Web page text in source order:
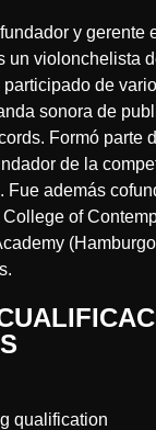
y gerente
un violonchelista
de
sonora de
Formó parte
de la
Fue además
of
qualification